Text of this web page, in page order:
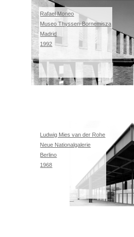
Rafael Moneo
Museo Thyssen-Bornemisza
Madrid
1992
Ludwig Mies van der Rohe
Neue Nationalgalerie
Berlino
1968